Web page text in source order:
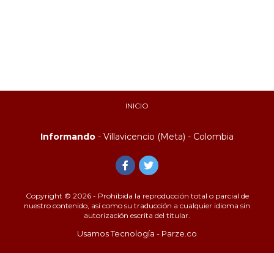
INICIO
Informando - Villavicencio (Meta) - Colombia
Copyright © 2026 - Prohibida la reproducción total o parcial de
nuestro contenido, así como su traducción a cualquier idioma sin
autorización escrita del titular.
Usamos Tecnología - Parze.co